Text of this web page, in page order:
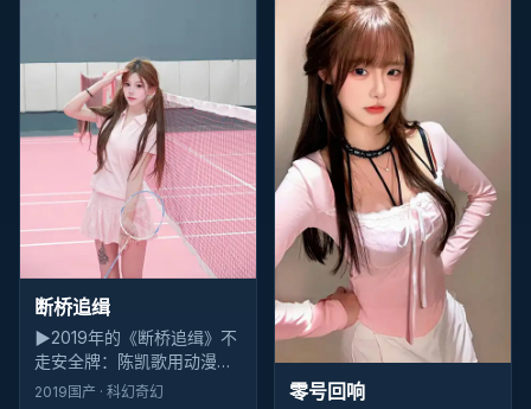
断桥追缉
▶2019年的《断桥追缉》不
走安全牌：陈凯歌用动漫做
壳，把「信任」撕开给观众
2019国产 · 科幻奇幻 零号回响